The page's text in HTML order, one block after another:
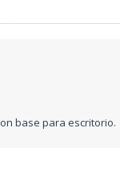
base para escritorio.